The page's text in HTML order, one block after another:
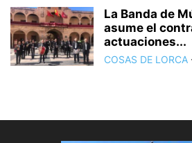
Pedro Menchón 1875 -
La Banda de
asume el
actuaciones...
COSAS DE LORCA